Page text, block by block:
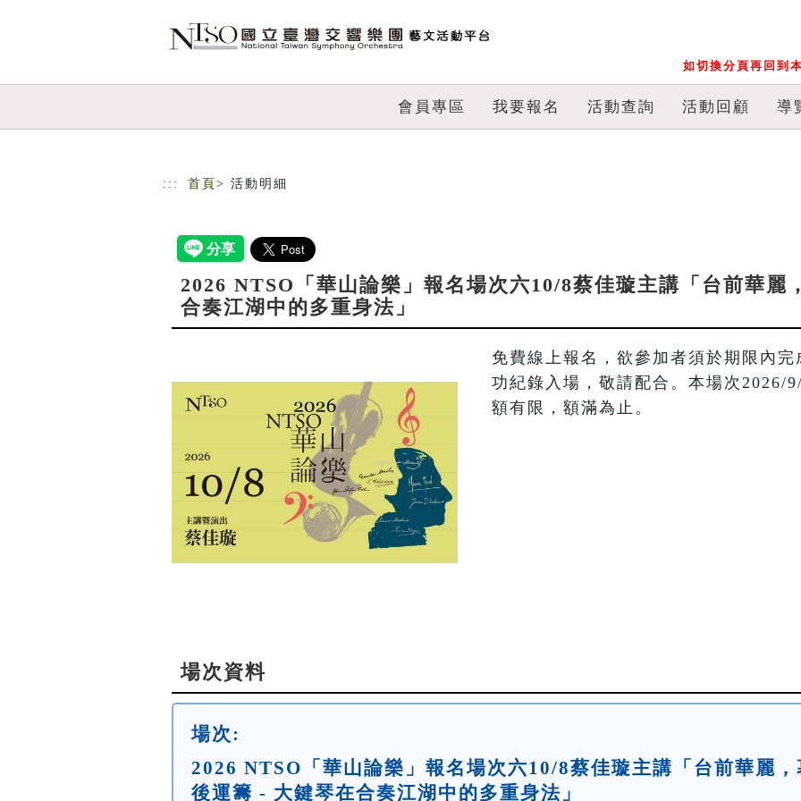
如切換分頁再回到
會員專區 我要報名 活動查詢 活動回顧 導
::: 首頁 > 活動明細
2026 NTSO「華山論樂」報名場次六10/8蔡佳璇主講「台前華麗
合奏江湖中的多重身法」
免費線上報名，欲參加者須於期限內
功紀錄入場，敬請配合。本場次2026/
額有限，額滿為止。
場次資料
場次:
2026 NTSO「華山論樂」報名場次六10/8蔡佳璇主講「台前華麗，
後運籌 - 大鍵琴在合奏江湖中的多重身法」